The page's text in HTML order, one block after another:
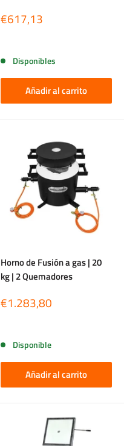
Precio
de
€617,13
Disponibles
Añadir al carrito
Horno de Fusión a gas | 20
kg | 2 Quemadores
Precio
de
€1.283,80
Disponible
Añadir al carrito